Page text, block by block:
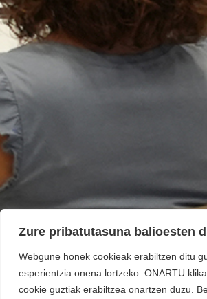
Zure pribatutasuna balioesten
Webgune honek cookieak erabiltzen ditu
esperientzia onena lortzeko. ONARTU
cookie guztiak erabiltzea onartzen duzu.